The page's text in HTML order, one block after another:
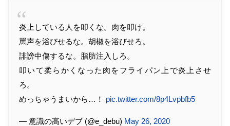
炎上している人を叩くな。肉を叩け。
罵声を浴びせるな。胡椒を浴びせろ。
誹謗中傷するな。脂肪注入しろ。
叩いて柔らかくなった肉をフライパン上で炎上させ
ろ。
めっちゃうまいから…！ pic.twitter.com/8p4Lvpbfb5
— 意識の高いデブ (@e_debu) May 26, 2020